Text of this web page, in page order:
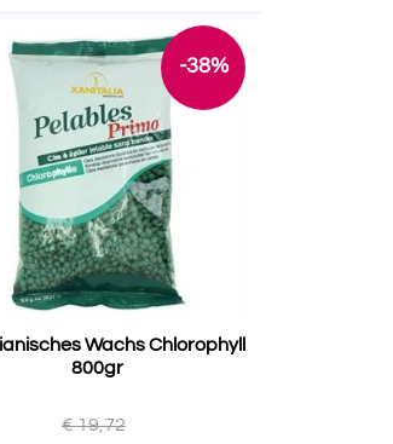
-38%
Wachs Chlorophyll
800gr
€ 19,72